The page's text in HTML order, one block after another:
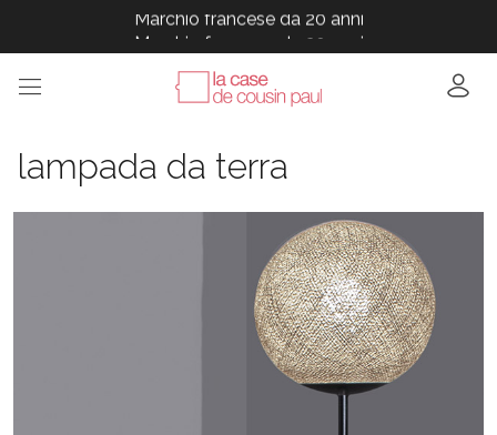
Marchio francese da 20 anni
Marchio francese da 20 anni
Marchio francese da 20 anni
Marchio francese da 20 anni
lampada da terra